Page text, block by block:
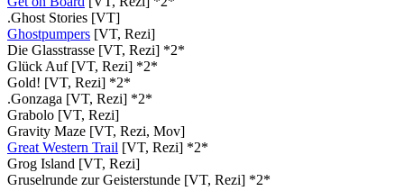
.Ghost Stories [VT]
Ghostpumpers [VT, Rezi]
Die Glasstrasse [VT, Rezi] *2*
Glück Auf [VT, Rezi] *2*
Gold! [VT, Rezi] *2*
.Gonzaga [VT, Rezi] *2*
Grabolo [VT, Rezi]
Gravity Maze [VT, Rezi, Mov]
Great Western Trail [VT, Rezi] *2*
Grog Island [VT, Rezi]
Gruselrunde zur Geisterstunde [VT, Rezi] *2*